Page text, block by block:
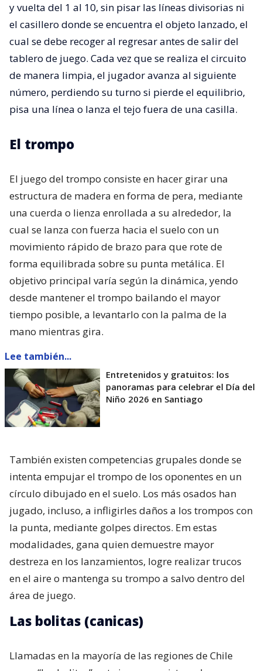
y vuelta del 1 al 10, sin pisar las líneas divisorias ni
el casillero donde se encuentra el objeto lanzado, el
cual se debe recoger al regresar antes de salir del
tablero de juego. Cada vez que se realiza el circuito
de manera limpia, el jugador avanza al siguiente
número, perdiendo su turno si pierde el equilibrio,
pisa una línea o lanza el tejo fuera de una casilla.
El trompo
El juego del trompo consiste en hacer girar una
estructura de madera en forma de pera, mediante
una cuerda o lienza enrollada a su alrededor, la
cual se lanza con fuerza hacia el suelo con un
movimiento rápido de brazo para que rote de
forma equilibrada sobre su punta metálica. El
objetivo principal varía según la dinámica, yendo
desde mantener el trompo bailando el mayor
tiempo posible, a levantarlo con la palma de la
mano mientras gira.
Lee también...
Entretenidos y gratuitos: los
panoramas para celebrar el Día del
Niño 2026 en Santiago
También existen competencias grupales donde se
intenta empujar el trompo de los oponentes en un
círculo dibujado en el suelo. Los más osados han
jugado, incluso, a infligirles daños a los trompos con
la punta, mediante golpes directos. Em estas
modalidades, gana quien demuestre mayor
destreza en los lanzamientos, logre realizar trucos
en el aire o mantenga su trompo a salvo dentro del
área de juego.
Las bolitas (canicas)
Llamadas en la mayoría de las regiones de Chile